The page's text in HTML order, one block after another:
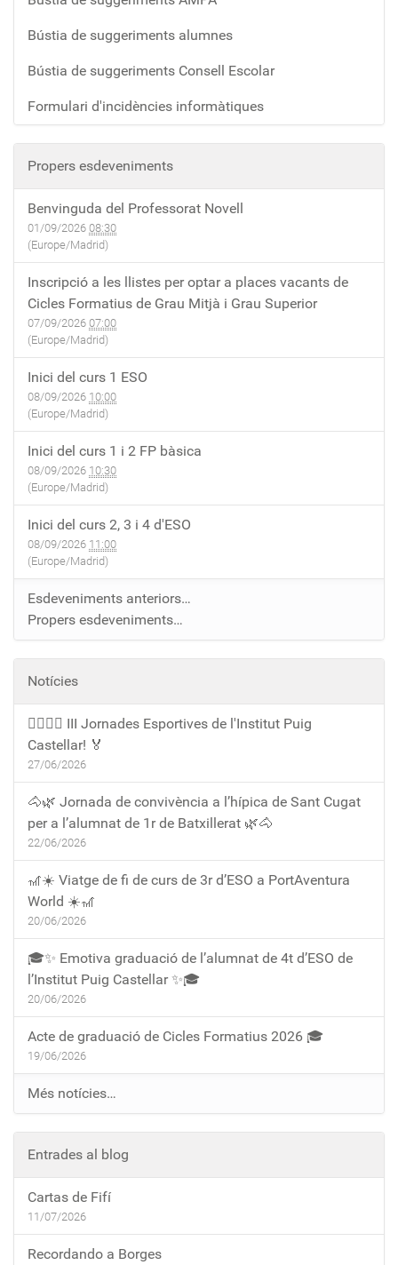
Bústia de suggeriments alumnes
Bústia de suggeriments Consell Escolar
Formulari d'incidències informàtiques
Propers esdeveniments
Benvinguda del Professorat Novell
01/09/2026 08:30
(Europe/Madrid)
Inscripció a les llistes per optar a places vacants de
Cicles Formatius de Grau Mitjà i Grau Superior
07/09/2026 07:00
(Europe/Madrid)
Inici del curs 1 ESO
08/09/2026 10:00
(Europe/Madrid)
Inici del curs 1 i 2 FP bàsica
08/09/2026 10:30
(Europe/Madrid)
Inici del curs 2, 3 i 4 d'ESO
08/09/2026 11:00
(Europe/Madrid)
Esdeveniments anteriors…
Propers esdeveniments…
Notícies
🏃‍♀️🏃‍♂️ III Jornades Esportives de l'Institut Puig
Castellar! 🏅
27/06/2026
🐴🌿 Jornada de convivència a l’hípica de Sant Cugat
per a l’alumnat de 1r de Batxillerat 🌿🐴
22/06/2026
🎢☀️ Viatge de fi de curs de 3r d’ESO a PortAventura
World ☀️🎢
20/06/2026
🎓✨ Emotiva graduació de l’alumnat de 4t d’ESO de
l’Institut Puig Castellar ✨🎓
20/06/2026
Acte de graduació de Cicles Formatius 2026 🎓
19/06/2026
Més notícies…
Entrades al blog
Cartas de Fifí
11/07/2026
Recordando a Borges